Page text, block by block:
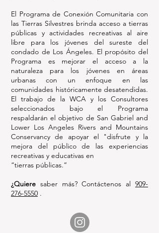
El Programa de Conexión Comunitaria con
las Tierras Silvestres brinda acceso a tierras
públicas y actividades recreativas al aire
libre para los jóvenes del sureste del
condado de Los Ángeles. El propósito del
Programa es mejorar el acceso a la
naturaleza para los jóvenes en áreas
urbanas con un enfoque en las
comunidades históricamente desatendidas.
El trabajo de la WCA y los Consultores
seleccionados bajo el Programa
respaldarán el objetivo de San Gabriel and
Lower Los Angeles Rivers and Mountains
Conservancy de apoyar el "disfrute y la
mejora del público de las experiencias
recreativas y educativas en
“tierras públicas.”
¿Quiere saber más? Contáctenos al909-
276-5550 .